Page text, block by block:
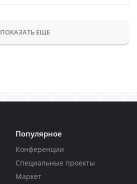
ПОКАЗАТЬ ЕЩЕ
Популярное
Конференции
Специальные проекты
Маркет